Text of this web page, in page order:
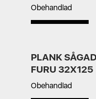
Obehandlad
PLANK
FURU 32X125
Obehandlad